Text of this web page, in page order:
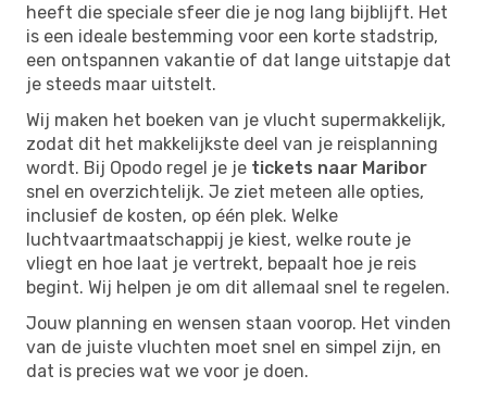
heeft die speciale sfeer die je nog lang bijblijft. Het
is een ideale bestemming voor een korte stadstrip,
een ontspannen vakantie of dat lange uitstapje dat
je steeds maar uitstelt.
Wij maken het boeken van je vlucht supermakkelijk,
zodat dit het makkelijkste deel van je reisplanning
wordt. Bij Opodo regel je je tickets naar Maribor
snel en overzichtelijk. Je ziet meteen alle opties,
inclusief de kosten, op één plek. Welke
luchtvaartmaatschappij je kiest, welke route je
vliegt en hoe laat je vertrekt, bepaalt hoe je reis
begint. Wij helpen je om dit allemaal snel te regelen.
Jouw planning en wensen staan voorop. Het vinden
van de juiste vluchten moet snel en simpel zijn, en
dat is precies wat we voor je doen.